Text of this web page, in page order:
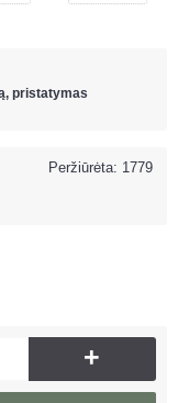
pristatymas
Peržiūrėta: 1779
+